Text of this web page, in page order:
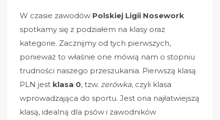
W czasie zawodów Polskiej Ligii Nosework
spotkamy się z podziałem na klasy oraz
kategorie. Zacznijmy od tych pierwszych,
ponieważ to właśnie one mówią nam o stopniu
trudności naszego przeszukania. Pierwszą klasą
PLN jest klasa 0, tzw. zerówka, czyli klasa
wprowadzająca do sportu. Jest ona najłatwiejszą
klasą, idealną dla psów i zawodników